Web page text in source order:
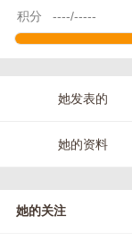
积分 ----/-----
她发表的
她的资料
她的关注